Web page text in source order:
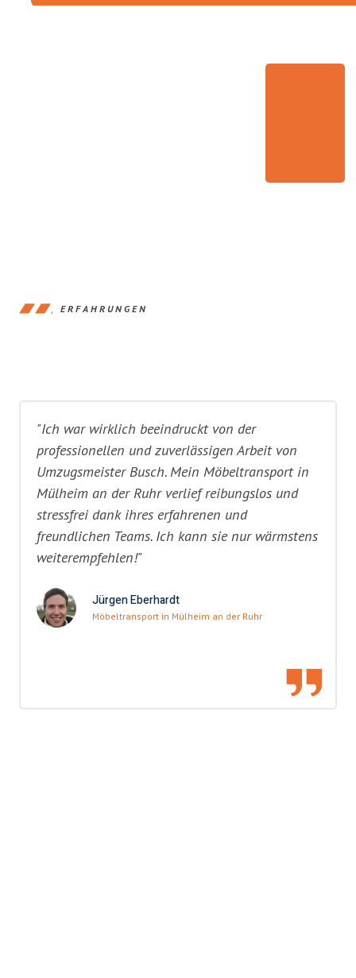
ERFAHRUNGEN
"Ich war wirklich beeindruckt von der
professionellen und zuverlässigen Arbeit von
Umzugsmeister Busch. Mein Möbeltransport in
Mülheim an der Ruhr verlief reibungslos und
stressfrei dank ihres erfahrenen und
freundlichen Teams. Ich kann sie nur wärmstens
weiterempfehlen!"
Jürgen Eberhardt
Möbeltransport in Mülheim an der Ruhr